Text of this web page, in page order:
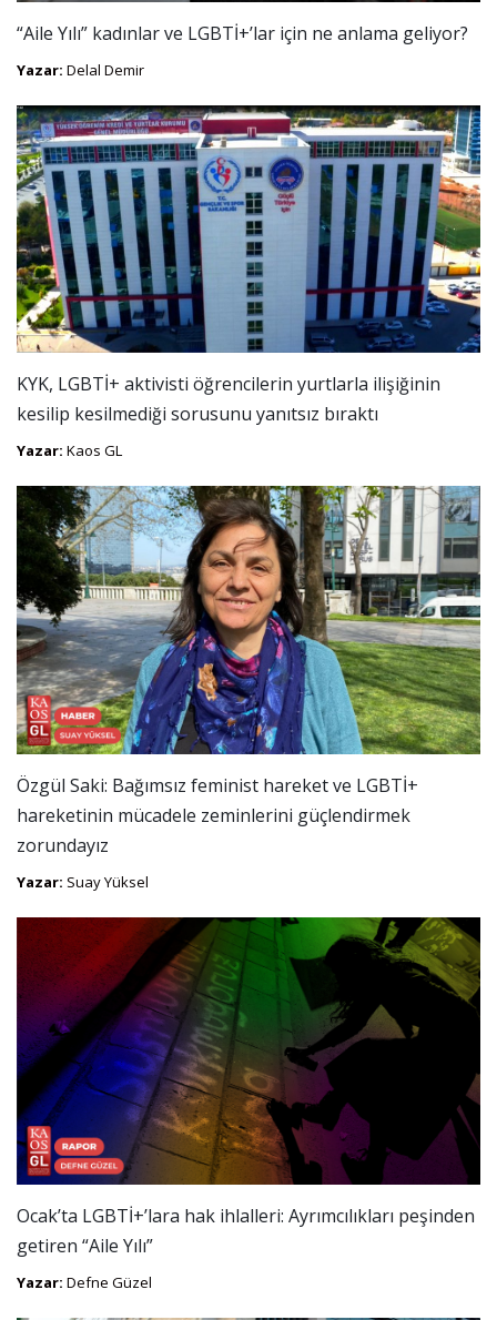
“Aile Yılı” kadınlar ve LGBTİ+’lar için ne anlama geliyor?
Yazar: Delal Demir
KYK, LGBTİ+ aktivisti öğrencilerin yurtlarla ilişiğinin
kesilip kesilmediği sorusunu yanıtsız bıraktı
Yazar: Kaos GL
Özgül Saki: Bağımsız feminist hareket ve LGBTİ+
hareketinin mücadele zeminlerini güçlendirmek
zorundayız
Yazar: Suay Yüksel
Ocak’ta LGBTİ+’lara hak ihlalleri: Ayrımcılıkları peşinden
getiren “Aile Yılı”
Yazar: Defne Güzel